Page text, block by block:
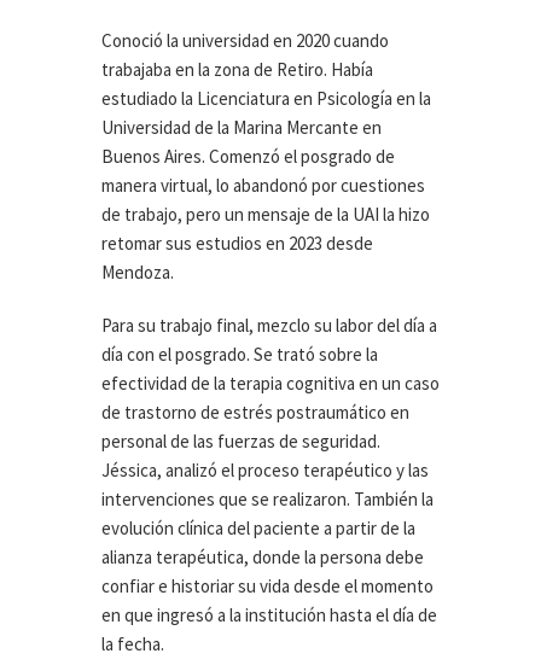
Conoció la universidad en 2020 cuando
trabajaba en la zona de Retiro. Había
estudiado la Licenciatura en Psicología en la
Universidad de la Marina Mercante en
Buenos Aires. Comenzó el posgrado de
manera virtual, lo abandonó por cuestiones
de trabajo, pero un mensaje de la UAI la hizo
retomar sus estudios en 2023 desde
Mendoza.
Para su trabajo final, mezclo su labor del día a
día con el posgrado. Se trató sobre la
efectividad de la terapia cognitiva en un caso
de trastorno de estrés postraumático en
personal de las fuerzas de seguridad.
Jéssica, analizó el proceso terapéutico y las
intervenciones que se realizaron. También la
evolución clínica del paciente a partir de la
alianza terapéutica, donde la persona debe
confiar e historiar su vida desde el momento
en que ingresó a la institución hasta el día de
la fecha.